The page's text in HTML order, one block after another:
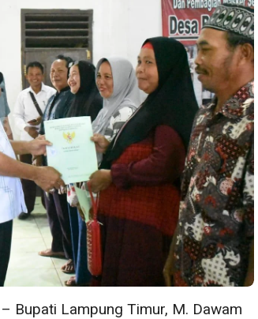
– Bupati Lampung Timur, M. Dawam